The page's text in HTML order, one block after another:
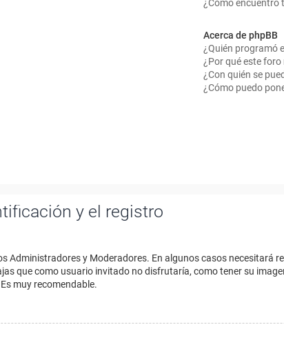
¿Cómo encuentro
Acerca de phpBB
¿Quién programó
¿Por qué este
¿Con quién se
¿Cómo puedo
y el registro
Administradores y Moderadores. En algunos casos
que como usuario invitado no disfrutaría, como tener su
muy recomendable.